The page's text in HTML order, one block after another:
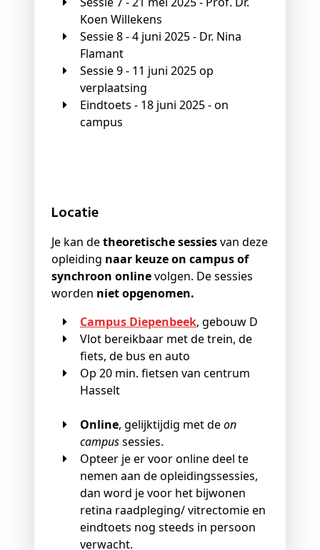
Koen Willekens
Sessie 8 - 4 juni 2025 - Dr. Nina
Flamant
Sessie 9 - 11 juni 2025 op
verplaatsing
Eindtoets - 18 juni 2025 - on
campus
Locatie
Je kan detheoretische sessiesvan deze
opleiding naar keuze on campus of
synchroon onlinevolgen. De sessies
worden niet opgenomen.
Campus Diepenbeek, gebouw D
Vlot bereikbaar met de trein, de
fiets, de bus en auto
Op 20 min. fietsen van centrum
Hasselt
Online, gelijktijdig met deon
campussessies.
Opteer je er voor online deel te
nemen aan de opleidingssessies,
dan word je voor het bijwonen
retina raadpleging/ vitrectomie en
eindtoets nog steeds in persoon
verwacht.